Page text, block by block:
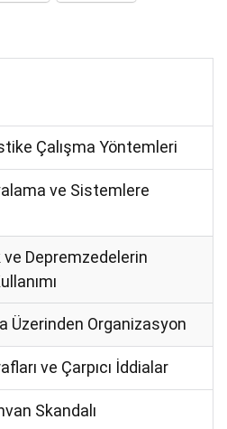
Çalışma Yöntemleri
ve Sistemlere
Depremzedelerin
Üzerinden Organizasyon
ve Çarpıcı İddialar
Skandalı